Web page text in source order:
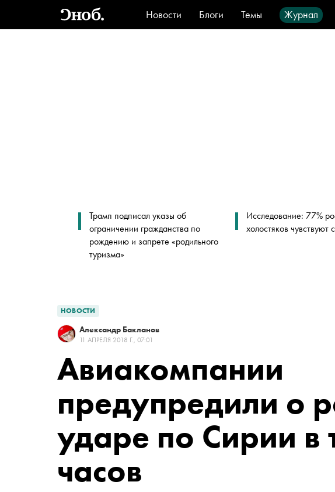
Новости Блоги Темы Журнал
Стиль
Видео Город
Трамп подписал указы об
ограничении гражданства по
рождению и запрете «родильного
туризма»
Исследование: 77%
холостяков чувствуют
НОВОСТИ
Александр Бакланов
11 АПРЕЛЯ 2018 Г., 07:01
Авиакомпании
предупредили о
ударе по Сирии в
часов